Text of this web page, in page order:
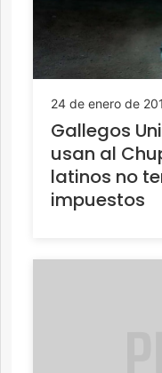
24 de enero de
Gallegos
usan al
latinos no
impuestos